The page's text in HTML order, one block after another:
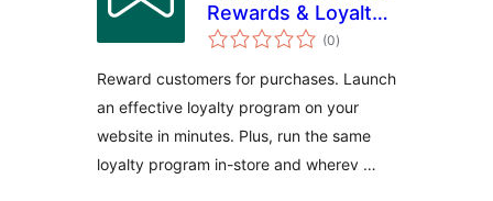
Rewards & Loyalty
Programs for
(0celkové
hodnotenie
)
Reward customers for purchases. Launch
an effective loyalty program on your
website in minutes. Plus, run the same
loyalty program in-store and wherev …